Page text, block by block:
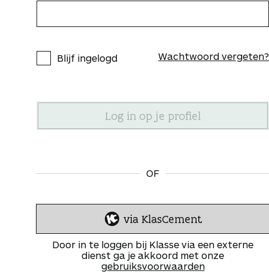
Blijf ingelogd Wachtwoord vergeten?
OF
I
n
l
o
via KlasCement
Door in te loggen bij Klasse via een externe
dienst ga je akkoord met onze
gebruiksvoorwaarden